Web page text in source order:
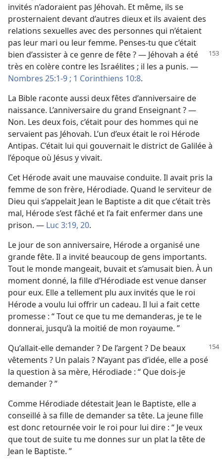
invités n’adoraient pas Jéhovah. Et même, ils se
prosternaient devant d’autres dieux et ils avaient des
relations sexuelles avec des personnes qui n’étaient
pas leur mari ou leur femme. Penses-​tu que c’était
bien d’assisterà ce genre de fête ? — Jéhovah a été
très en colère contre les Israélites ; il les a punis. —
Nombres 25:1-9 ; 1 Corinthiens 10:8.
La Bible raconte aussi deux fêtes d’anniversaire de
naissance. L’anniversaire du grand Enseignant ? —
Non. Les deux fois, c’était pour des hommes qui ne
servaient pas Jéhovah. L’un d’eux était le roi Hérode
Antipas. C’était lui qui gouvernait le district de Galilée à
l’époque où Jésus y vivait.
Cet Hérode avait une mauvaise conduite. Il avait pris la
femme de son frère, Hérodiade. Quand le serviteur de
Dieu qui s’appelait Jean le Baptiste a dit que c’était très
mal, Hérode s’est fâché et l’a fait enfermer dans une
prison. — Luc 3:19, 20.
Le jour de son anniversaire, Hérode a organisé une
grande fête. Il a invité beaucoup de gens importants.
Tout le monde mangeait, buvait et s’amusait bien. À un
moment donné, la fille d’Hérodiade est venue danser
pour eux. Elle a tellement plu aux invités que le roi
Hérode a voulu lui offrir un cadeau. Il lui a fait cette
promesse : “ Tout ce que tu me demanderas, je te le
donnerai, jusqu’à la moitié de mon royaume. ”
Qu’allait-​elle demander ? De l’argent ? De beaux
vêtements ? Un palais ? N’ayant pas d’idée, elle a posé
la question à sa mère, Hérodiade : “ Que dois-​je
demander ? ”
Comme Hérodiade détestait Jean le Baptiste, elle a
conseillé à sa fille de demander sa tête. La jeune fille
est donc retournée voir le roi pour lui dire : “ Je veux
que tout de suite tu me donnes sur un plat la tête de
Jean le Baptiste. ”